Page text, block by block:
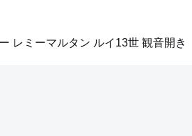
レミーマルタン ルイ13世 観音開き